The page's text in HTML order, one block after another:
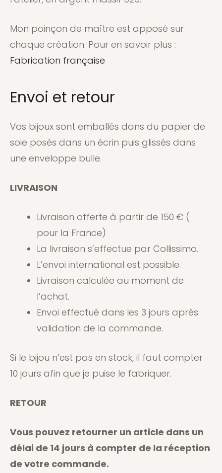
Mon poinçon de maître est apposé sur
chaque création. Pour en savoir plus :
Fabrication française
Envoi et retour
Vos bijoux sont emballés dans du papier de
soie posés dans un écrin puis glissés dans
une enveloppe bulle.
LIVRAISON
Livraison offerte à partir de 150 € (
pour la France)
La livraison s’effectue par Collissimo.
L’envoi international est possible.
Livraison calculée au moment de
l’achat.
Envoi effectué dans les 3 jours après
validation de la commande.
Si le bijou n’est pas en stock, il faut compter
10 jours afin que je puise le fabriquer.
RETOUR
Vous pouvez retourner un article dans un
délai de 14 jours à compter de la réception
de votre commande.